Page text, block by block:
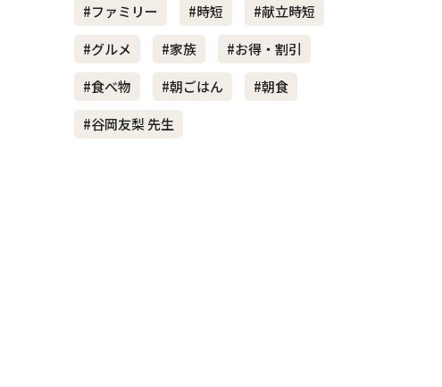
#共働き夫婦 #産休 #育休
#ファミリー
#時短
#献立時短
#グルメ
#家族
#お得・割引
#食べ物
#朝ごはん
#朝食
#谷岡友梨 先生